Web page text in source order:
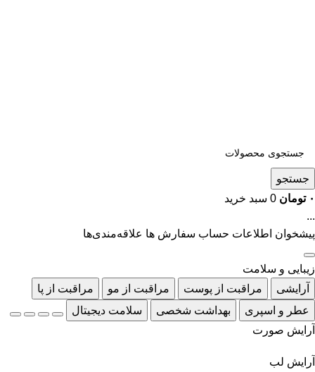
جستجو
۰ تومان 0 سبد خرید
...
پیشخوان اطلاعات حساب سفارش ها علاقه‌مندی‌ها
زیبایی و سلامت
آرایشی
مراقبت از پوست مراقبت از مو
مراقبت از پا
عطر و اسپری
بهداشت شخصی
سلامت دیجیتال
آرایش صورت
آرایش لب